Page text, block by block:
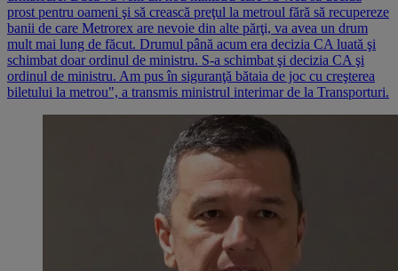
prost pentru oameni şi să crească preţul la metroul fără să recupereze
banii de care Metrorex are nevoie din alte părţi, va avea un drum
mult mai lung de făcut. Drumul până acum era decizia CA luată şi
schimbat doar ordinul de ministru. S-a schimbat şi decizia CA şi
ordinul de ministru. Am pus în siguranţă bătaia de joc cu creşterea
biletului la metrou", a transmis ministrul interimar de la Transporturi.